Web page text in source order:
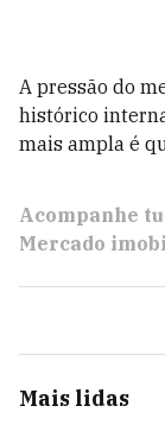
A pressão do
histórico
mais ampla é
Acompanhe
Mercado
Mais lidas